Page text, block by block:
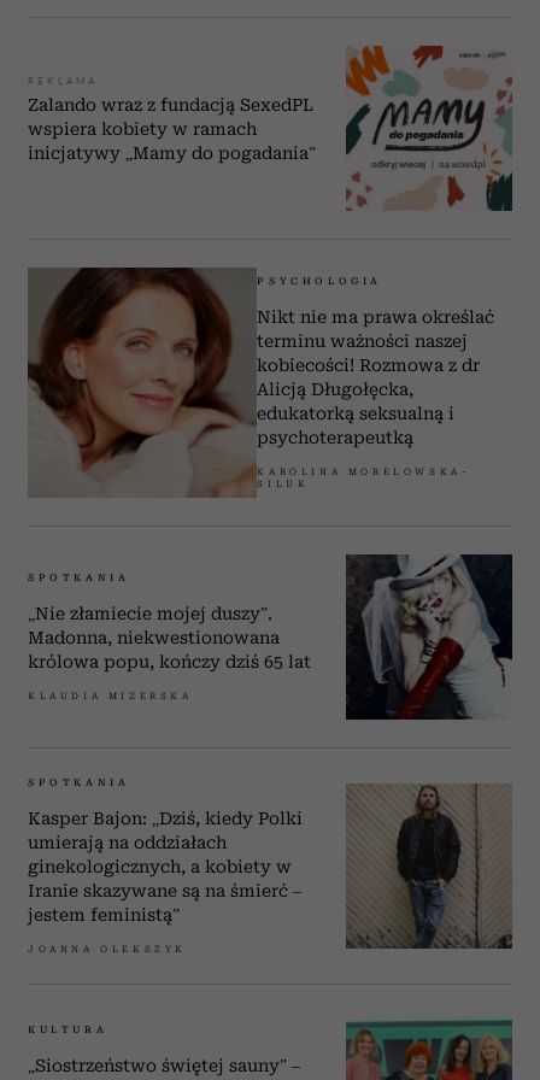
REKLAMA
Zalando wraz z fundacją SexedPL
wspiera kobiety w ramach
inicjatywy „Mamy do pogadania”
PSYCHOLOGIA
Nikt nie ma prawa określać
terminu ważności naszej
kobiecości! Rozmowa z dr
Alicją Długołęcka,
edukatorką seksualną i
psychoterapeutką
KAROLINA MORELOWSKA-
SILUK
SPOTKANIA
„Nie złamiecie mojej duszy”.
Madonna, niekwestionowana
królowa popu, kończy dziś 65 lat
KLAUDIA MIZERSKA
SPOTKANIA
Kasper Bajon: „Dziś, kiedy Polki
umierają na oddziałach
ginekologicznych, a kobiety w
Iranie skazywane są na śmierć –
jestem feministą”
JOANNA OLEKSZYK
KULTURA
„Siostrzeństwo świętej sauny” –